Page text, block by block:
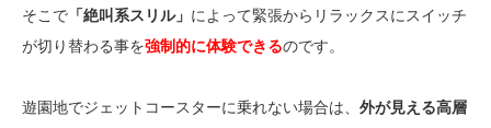
そこで 「絶叫系スリル」 によって緊張からリラックスにスイッチ
が切り替わる事を強制的に体験できるのです。
遊園地でジェットコースターに乗れない場合は、 外が見える高層